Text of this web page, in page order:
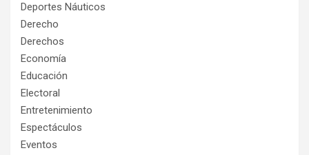
Deportes Náuticos
Derecho
Derechos
Economía
Educación
Electoral
Entretenimiento
Espectáculos
Eventos